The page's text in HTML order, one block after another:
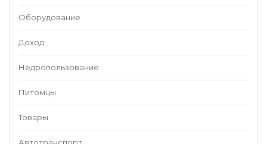
Оборудование
Доход
Недропользование
Питомцы
Товары